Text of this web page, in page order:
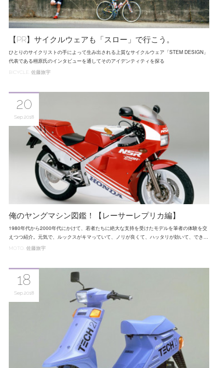
【PR】サイクルウェアも「スロー」で行こう。
ひとりのサイクリストの手によって生み出される上質なサイクルウェア「STEM DESIGN」
代表である栩原氏のインタビューを通してそのアイデンティティを探る
BICYCLE 佐藤旅宇
俺のヤングマシン図鑑！【レーサーレプリカ編】
1980年代から2000年代にかけて、若者たちに絶大な支持を受けたモデルを筆者の体験を交
えつつ紹介。元気で、ルックスがキマっていて、ノリが良くて、ハッタリが効いて、でき…
20
Sep 2018
MOTO 佐藤旅宇
18
Sep 2018